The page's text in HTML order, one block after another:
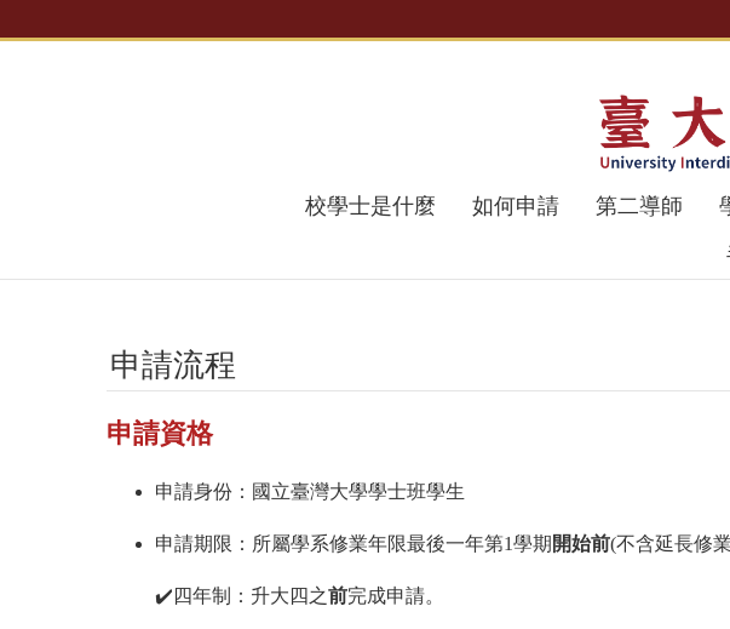
校學士是什麼 如何申請 第二導師
申請流程
申請資格
申請身份：國立臺灣大學學士班學生
申請期限：所屬學系修業年限最後一年第1學期 開始前(不含延長修業
✔️四年制：升大四之前完成申請。